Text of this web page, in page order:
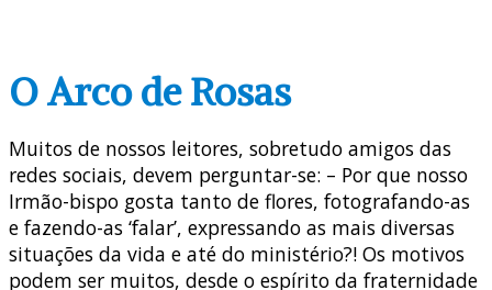
O Arco de Rosas
Muitos de nossos leitores, sobretudo amigos das
redes sociais, devem perguntar-se: – Por que nosso
Irmão-bispo gosta tanto de flores, fotografando-as
e fazendo-as ‘falar’, expressando as mais diversas
situações da vida e até do ministério?! Os motivos
podem ser muitos, desde o espírito da fraternidade